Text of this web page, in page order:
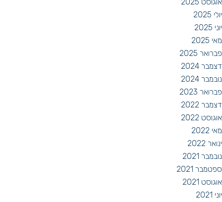
יולי 2025
יוני 2025
מאי 2025
פברואר 2025
דצמבר 2024
נובמבר 2024
פברואר 2023
דצמבר 2022
אוגוסט 2022
מאי 2022
ינואר 2022
נובמבר 2021
ספטמבר 2021
אוגוסט 2021
יוני 2021